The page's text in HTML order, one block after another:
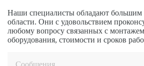
Наши специалисты обладают
области. Они с удовольствием
любому вопросу связанных с
оборудования, стоимости и сроков